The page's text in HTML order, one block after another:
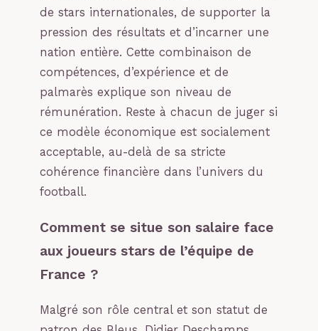
de stars internationales, de supporter la
pression des résultats et d’incarner une
nation entière. Cette combinaison de
compétences, d’expérience et de
palmarès explique son niveau de
rémunération. Reste à chacun de juger si
ce modèle économique est socialement
acceptable, au-delà de sa stricte
cohérence financière dans l’univers du
football.
Comment se situe son salaire face
aux joueurs stars de l’équipe de
France ?
Malgré son rôle central et son statut de